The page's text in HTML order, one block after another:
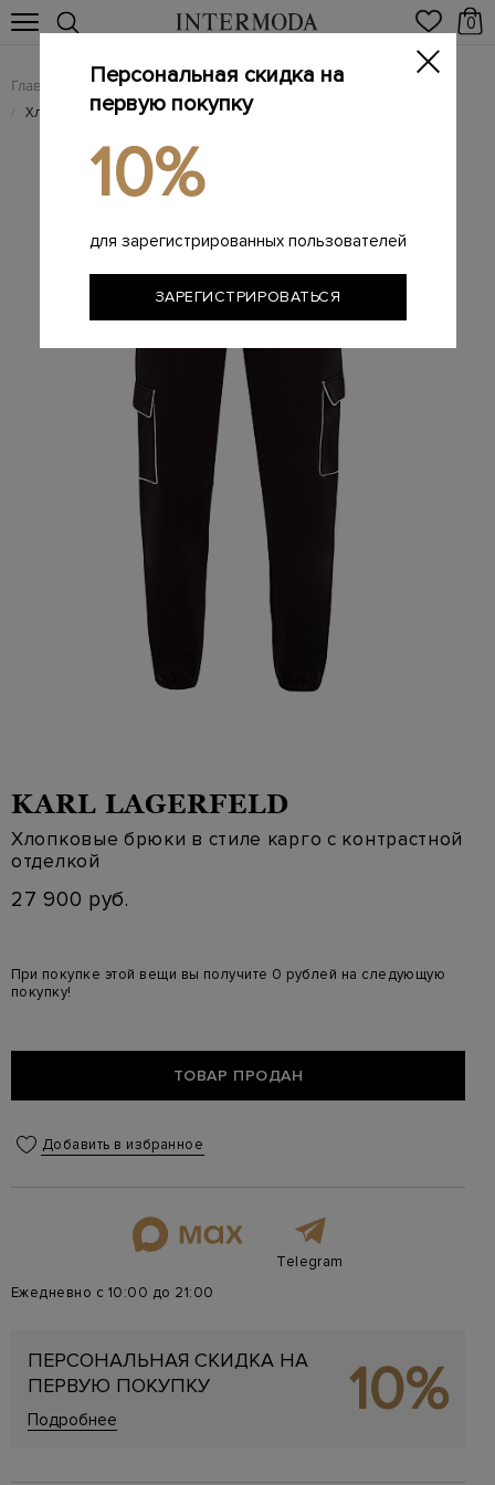
0
Главная Женщинам / Женская одежда / Женские брюки
/ Хлопковые брюки в стиле карго с контрастной отделкой
KARL LAGERFELD
Хлопковые брюки в стиле карго с контрастной
отделкой
27 900 руб.
При покупке этой вещи вы получите 0 рублей на следующую
покупку!
ТОВАР ПРОДАН
Добавить в избранное
Telegram
Ежедневно с 10:00 до 21:00
ПЕРСОНАЛЬНАЯ СКИДКА НА
ПЕРВУЮ ПОКУПКУ
Подробнее 10%
Персональная скидка на
первую покупку
10%
для зарегистрированных пользователей
ЗАРЕГИСТРИРОВАТЬСЯ